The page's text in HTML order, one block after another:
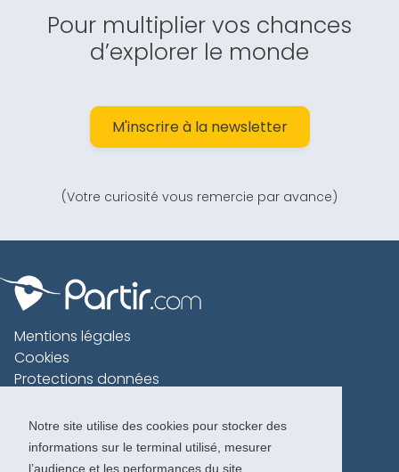
Notre site utilise des cookies pour stocker des
informations sur le terminal utilisé, mesurer
l’audience et les performances du site.
Pour multiplier vos chances
d’explorer le monde
M'inscrire à la newsletter
(Votre curiosité vous remercie par avance)
Mentions légales
Cookies
Protections données
Charte voyageur
Copyright 1996-2026